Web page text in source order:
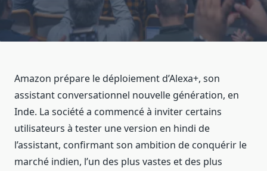
Amazon prépare le déploiement d’Alexa+, son
assistant conversationnel nouvelle génération, en
Inde. La société a commencé à inviter certains
utilisateurs à tester une version en hindi de
l’assistant, confirmant son ambition de conquérir le
marché indien, l’un des plus vastes et des plus